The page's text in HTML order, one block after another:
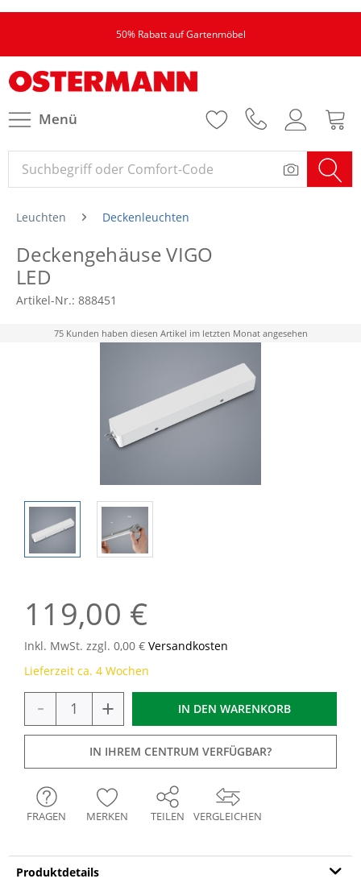
50% Rabatt auf Gartenmöbel
Menü
Leuchten Deckenleuchten
Deckengehäuse VIGO
LED
Artikel-Nr.: 888451
75 Kunden haben diesen Artikel im letzten Monat angesehen
119,00 €
Inkl. MwSt. zzgl. 0,00 € Versandkosten
Lieferzeit ca. 4 Wochen
- + IN DEN WARENKORB
IN IHREM CENTRUM VERFÜGBAR?
VERGLEICHEN
FRAGEN MERKEN TEILEN
Produktdetails